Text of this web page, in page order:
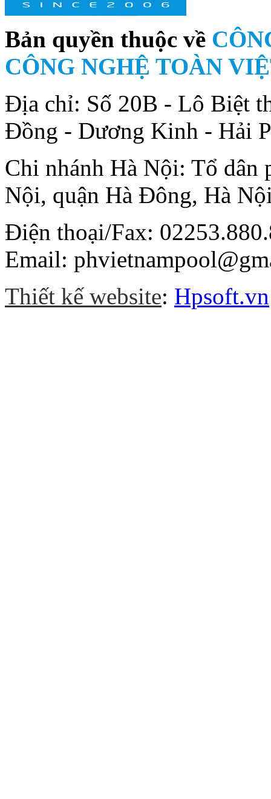
Bản quyền thuộc về
CÔNG NGHỆ TOÀN
Địa chỉ: Số 20B - Lô Biệt
Đồng - Dương Kinh - Hải
Chi nhánh Hà Nội: Tổ
Nội, quận Hà Đông, Hà
Điện thoại/Fax:
Email:
Thiết kế website: Hpsoft.vn